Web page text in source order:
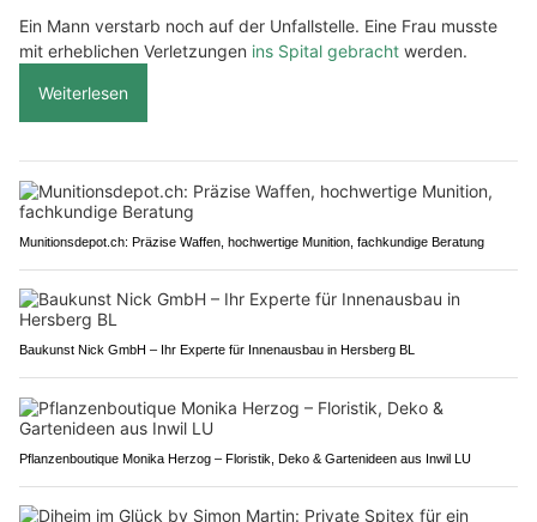
Ein Mann verstarb noch auf der Unfallstelle. Eine Frau musste
mit erheblichen Verletzungen ins Spital gebracht werden.
Weiterlesen
Munitionsdepot.ch: Präzise Waffen, hochwertige Munition, fachkundige Beratung
Baukunst Nick GmbH – Ihr Experte für Innenausbau in Hersberg BL
Pflanzenboutique Monika Herzog – Floristik, Deko & Gartenideen aus Inwil LU